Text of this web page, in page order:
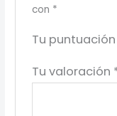
con *
Tu puntuación
Tu valoración